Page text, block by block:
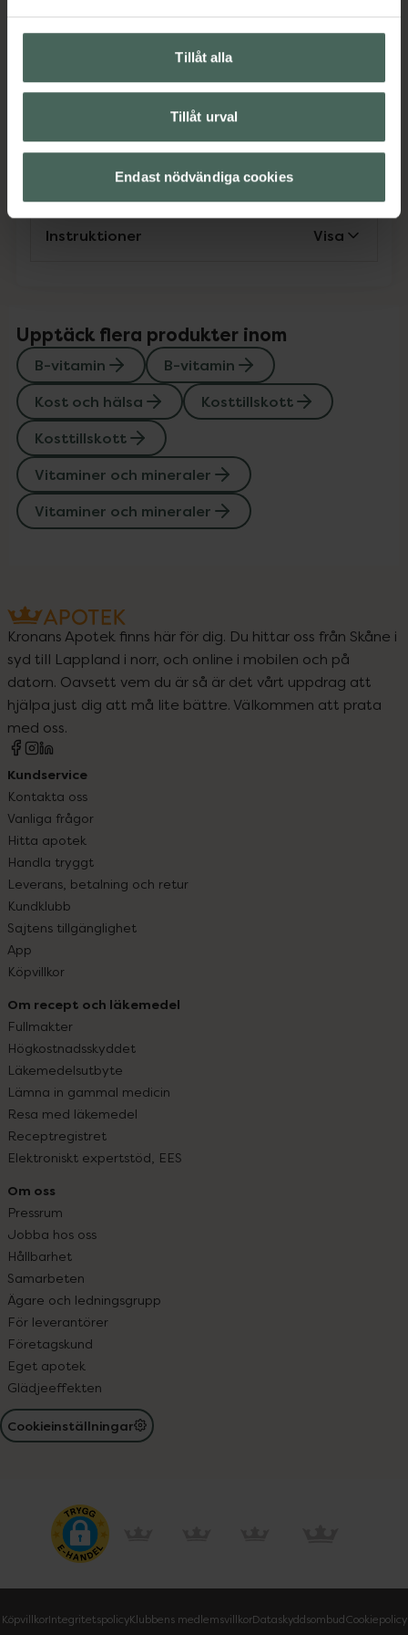
Tillåt alla
Tillåt urval
Endast nödvändiga cookies
Vitaminer och mineraler
Instruktioner Visa
Upptäck flera produkter inom
B-vitamin
B-vitamin
Kost och hälsa
Kosttillskott
Kosttillskott
Vitaminer och mineraler
Vitaminer och mineraler
Kronans Apotek finns här för dig. Du hittar oss från Skåne i
syd till Lappland i norr, och online i mobilen och på
datorn. Oavsett vem du är så är det vårt uppdrag att
hjälpa just dig att må lite bättre. Välkommen att prata
med oss.
Kundservice
Kontakta oss
Vanliga frågor
Hitta apotek
Handla tryggt
Leverans, betalning och retur
Kundklubb
Sajtens tillgänglighet
App
Köpvillkor
Om recept och läkemedel
Fullmakter
Högkostnadsskyddet
Läkemedelsutbyte
Lämna in gammal medicin
Resa med läkemedel
Receptregistret
Elektroniskt expertstöd, EES
Om oss
Pressrum
Jobba hos oss
Hållbarhet
Samarbeten
Ägare och ledningsgrupp
För leverantörer
Företagskund
Eget apotek
Glädjeeffekten
Cookieinställningar
KöpvillkorIntegritetspolicyKlubbens medlemsvillkorDataskyddsombudCookiepolicy